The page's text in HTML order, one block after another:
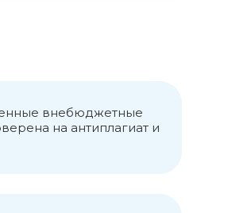
нужд и
внебюджетные
на антиплагиат и